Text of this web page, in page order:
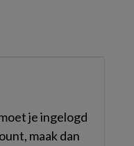
je ingelogd
maak dan